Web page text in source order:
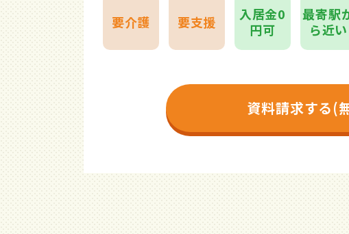
要介護 要支援
入居金0
円可
最寄駅
ら近い
資料請求する(